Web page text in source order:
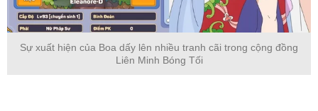
Sự xuất hiện của Boa dấy lên nhiều tranh cãi trong cộng đồng
Liên Minh Bóng Tối